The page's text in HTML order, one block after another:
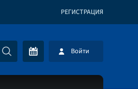
РЕГИСТРАЦИЯ
Войти